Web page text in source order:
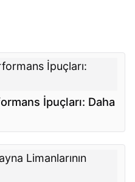
İpuçları: Daha